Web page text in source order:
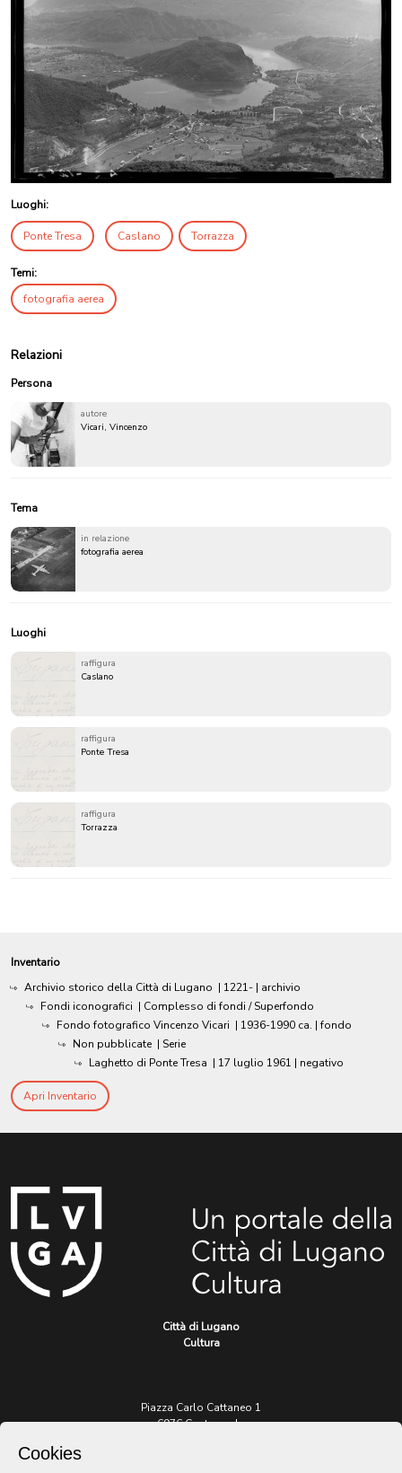
Luoghi:
Ponte Tresa Caslano Torrazza
Temi:
fotografia aerea
Relazioni
Persona
autore
Vicari, Vincenzo
Tema
in relazione
fotografia aerea
Luoghi
raffigura
Caslano
raffigura
Ponte Tresa
raffigura
Torrazza
Inventario
Archivio storico della Città di Lugano | 1221- | archivio
Fondi iconografici | Complesso di fondi / Superfondo
Fondo fotografico Vincenzo Vicari | 1936-1990 ca. | fondo
Non pubblicate | Serie
Laghetto di Ponte Tresa | 17 luglio 1961 | negativo
Apri Inventario
Città di Lugano
Cultura
Piazza Carlo Cattaneo 1
6976 Castagnola
Cookies